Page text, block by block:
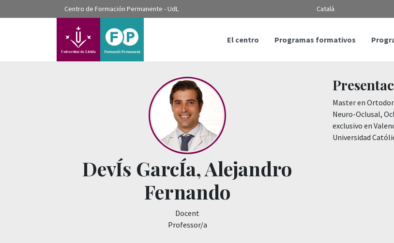
???label.access.jump.content???
???label.access.jump.header???
???label.access.jump.footer???
???label.access.jump.menu???
Centro de Formación Permanente - UdL Català
El centro Programas formativos
DevÍs GarcÍa, Alejandro
Fernando
Docent
Professor/a
Master en
Neuro-Oclusal,
exclusivo en
Universidad